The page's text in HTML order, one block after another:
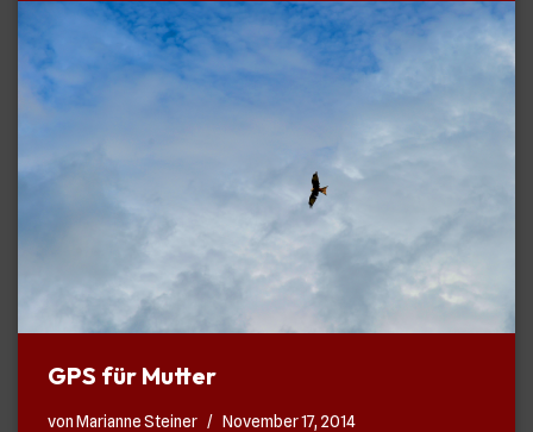
GPS für Mutter
vonMarianne Steiner November 17, 2014